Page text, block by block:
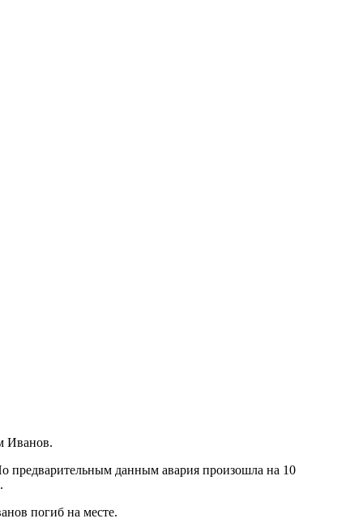
Иванов.
данным авария произошла на 10
погиб на месте.